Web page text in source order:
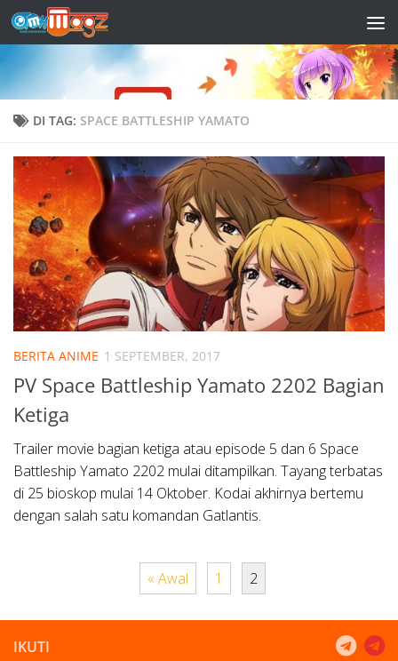
Skip to content
DI TAG: SPACE BATTLESHIP YAMATO
BERITA ANIME 1 SEPTEMBER, 2017
PV Space Battleship Yamato 2202 Bagian
Ketiga
Trailer movie bagian ketiga atau episode 5 dan 6 Space
Battleship Yamato 2202 mulai ditampilkan. Tayang terbatas
di 25 bioskop mulai 14 Oktober. Kodai akhirnya bertemu
dengan salah satu komandan Gatlantis.
« Awal 1 2
IKUTI